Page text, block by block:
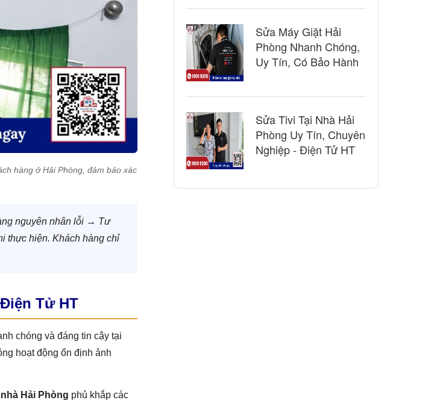
hàng ở Hải Phòng, đảm bảo xác
nguyên nhân lỗi → Tư
thực hiện. Khách hàng chỉ
Tử HT
chóng và đáng tin cậy tại
hoạt động ổn định ảnh
Hải Phòng phủ khắp các
Sửa Máy Giặt Hải
Phòng Nhanh Chóng,
Uy Tín, Có Bảo Hành
Sửa Tivi Tại Nhà Hải
Phòng Uy Tín, Chuyên
Nghiệp - Điện Tử HT